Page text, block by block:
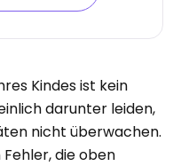
Kindes ist kein
darunter leiden,
nicht überwachen.
die oben